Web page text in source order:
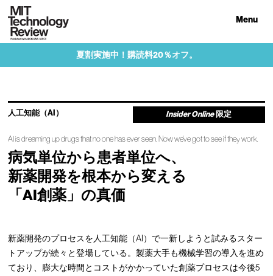
Menu
夏割実施中！購読料20％オフ。
人工知能（AI） Insider Online 限定
AI is dreaming up drugs that no one has ever seen. Now we've got to see if they work.
病気単位から患者単位へ、
新薬開発を根本から変える
「AI創薬」の真価
新薬開発のプロセスを人工知能（AI）で一新しようと試みるスター
トアップが続々と登場している。製薬大手も機械学習の導入を進め
ており、膨大な時間とコストがかかっていた創薬プロセスは今後5